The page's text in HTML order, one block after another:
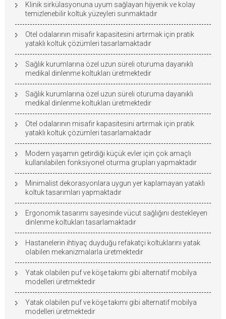
Klinik sirkülasyonuna uyum sağlayan hijyenik ve kolay
temizlenebilir koltuk yüzeyleri sunmaktadır
Otel odalarının misafir kapasitesini artırmak için pratik
yataklı koltuk çözümleri tasarlamaktadır
Sağlık kurumlarına özel uzun süreli oturuma dayanıklı
medikal dinlenme koltukları üretmektedir
Sağlık kurumlarına özel uzun süreli oturuma dayanıklı
medikal dinlenme koltukları üretmektedir
Otel odalarının misafir kapasitesini artırmak için pratik
yataklı koltuk çözümleri tasarlamaktadır
Modern yaşamın getirdiği küçük evler için çok amaçlı
kullanılabilen fonksiyonel oturma grupları yapmaktadır
Minimalist dekorasyonlara uygun yer kaplamayan yataklı
koltuk tasarımları yapmaktadır
Ergonomik tasarımı sayesinde vücut sağlığını destekleyen
dinlenme koltukları tasarlamaktadır
Hastanelerin ihtiyaç duyduğu refakatçi koltuklarını yatak
olabilen mekanizmalarla üretmektedir
Yatak olabilen puf ve köşe takımı gibi alternatif mobilya
modelleri üretmektedir
Yatak olabilen puf ve köşe takımı gibi alternatif mobilya
modelleri üretmektedir